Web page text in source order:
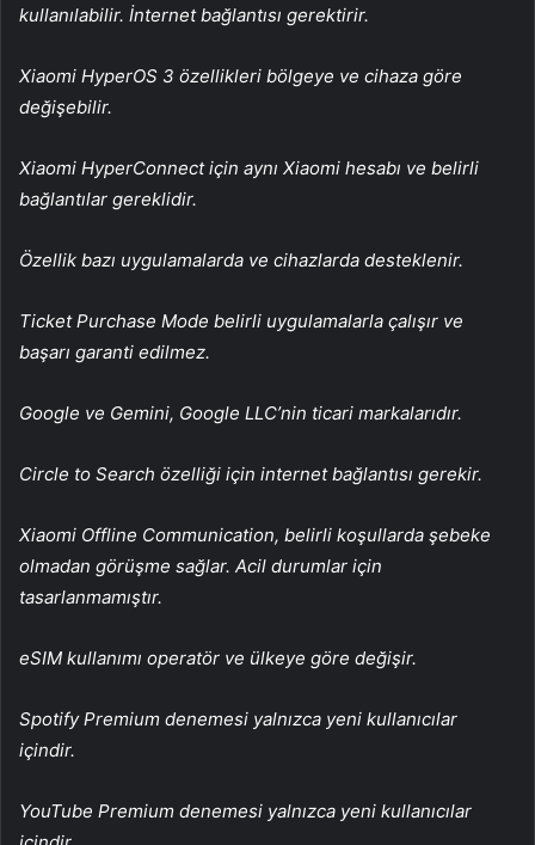
kullanılabilir. İnternet bağlantısı gerektirir.
Xiaomi HyperOS 3 özellikleri bölgeye ve cihaza göre
değişebilir.
Xiaomi HyperConnect için aynı Xiaomi hesabı ve belirli
bağlantılar gereklidir.
Özellik bazı uygulamalarda ve cihazlarda desteklenir.
Ticket Purchase Mode belirli uygulamalarla çalışır ve
başarı garanti edilmez.
Google ve Gemini, Google LLC’nin ticari markalarıdır.
Circle to Search özelliği için internet bağlantısı gerekir.
Xiaomi Offline Communication, belirli koşullarda şebeke
olmadan görüşme sağlar. Acil durumlar için
tasarlanmamıştır.
eSIM kullanımı operatör ve ülkeye göre değişir.
Spotify Premium denemesi yalnızca yeni kullanıcılar
içindir.
YouTube Premium denemesi yalnızca yeni kullanıcılar